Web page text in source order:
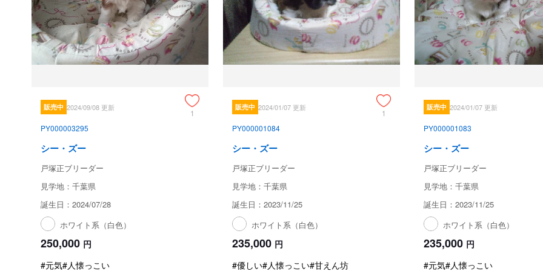
販売中 2024/09/08 更新
1
PY000003295
シー・ズー
戸塚正ブリーダー
見学地：千葉県
誕生日：2024/07/28
ホワイト系（白色）
250,000 円
#元気#人懐っこい
販売中 2024/01/07 更新
1
PY000001084
シー・ズー
戸塚正ブリーダー
見学地：千葉県
誕生日：2023/11/25
ホワイト系（白色）
235,000 円
#優しい#人懐っこい#甘えん坊
販売中 2024/01/07 更新
PY000001083
シー・ズー
戸塚正ブリーダー
見学地：千葉県
誕生日：2023/11/25
ホワイト系（白色）
235,000 円
#元気#人懐っこい